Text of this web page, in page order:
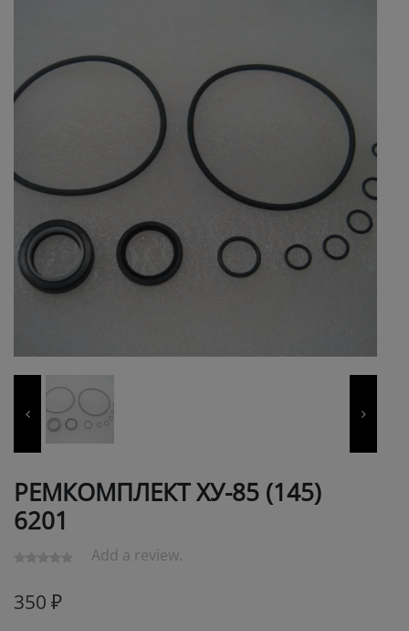
РЕМКОМПЛЕКТ ХУ-85 (145)
6201
Add a review.
350 ₽